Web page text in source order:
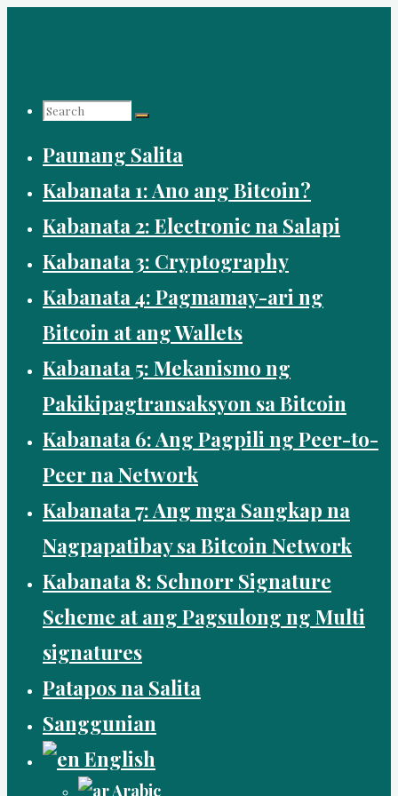
Search
for:
Paunang Salita
Kabanata 1: Ano ang Bitcoin?
Kabanata 2: Electronic na Salapi
Kabanata 3: Cryptography
Kabanata 4: Pagmamay-ari ng
Bitcoin at ang Wallets
Kabanata 5: Mekanismo ng
Pakikipagtransaksyon sa Bitcoin
Kabanata 6: Ang Pagpili ng Peer-to-
Peer na Network
Kabanata 7: Ang mga Sangkap na
Nagpapatibay sa Bitcoin Network
Kabanata 8: Schnorr Signature
Scheme at ang Pagsulong ng Multi
signatures
Patapos na Salita
Sanggunian
English
Arabic